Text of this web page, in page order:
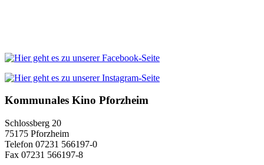
Kommunales Kino Pforzheim
Schlossberg 20
75175 Pforzheim
Telefon 07231 566197-0
Fax 07231 566197-8